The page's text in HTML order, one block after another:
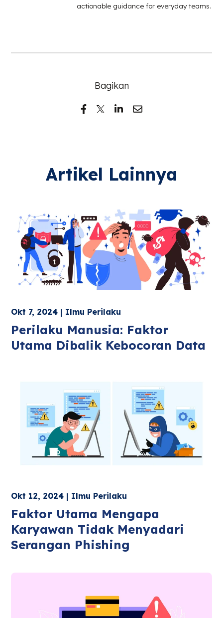
actionable guidance for everyday teams.
Bagikan
Artikel Lainnya
Okt 7, 2024 | Ilmu Perilaku
Perilaku Manusia: Faktor
Utama Dibalik Kebocoran Data
Okt 12, 2024 | Ilmu Perilaku
Faktor Utama Mengapa
Karyawan Tidak Menyadari
Serangan Phishing